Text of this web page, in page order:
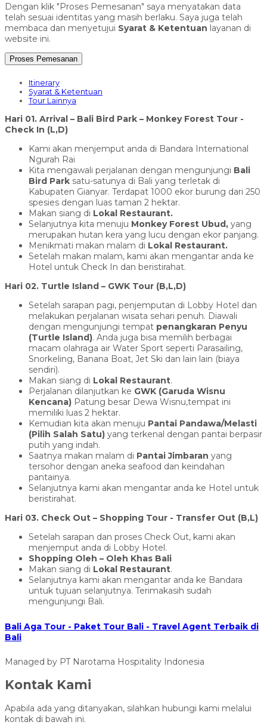
Dengan klik "Proses Pemesanan" saya menyatakan data
telah sesuai identitas yang masih berlaku. Saya juga telah
membaca dan menyetujui Syarat & Ketentuan layanan di
website ini.
Proses Pemesanan
Itinerary
Syarat & Ketentuan
Tour Lainnya
Hari 01. Arrival – Bali Bird Park – Monkey Forest Tour -
Check In (L,D)
Kami akan menjemput anda di Bandara International
Ngurah Rai
Kita mengawali perjalanan dengan mengunjungi Bali
Bird Park satu-satunya di Bali yang terletak di
Kabupaten Gianyar. Terdapat 1000 ekor burung dari 250
spesies dengan luas taman 2 hektar.
Makan siang di Lokal Restaurant.
Selanjutnya kita menuju Monkey Forest Ubud, yang
merupakan hutan kera yang lucu dengan ekor panjang.
Menikmati makan malam di Lokal Restaurant.
Setelah makan malam, kami akan mengantar anda ke
Hotel untuk Check In dan beristirahat.
Hari 02. Turtle Island – GWK Tour (B,L,D)
Setelah sarapan pagi, penjemputan di Lobby Hotel dan
melakukan perjalanan wisata sehari penuh. Diawali
dengan mengunjungi tempat penangkaran Penyu
(Turtle Island). Anda juga bisa memilih berbagai
macam olahraga air Water Sport seperti Parasailing,
Snorkeling, Banana Boat, Jet Ski dan lain lain (biaya
sendiri).
Makan siang di Lokal Restaurant.
Perjalanan dilanjutkan ke GWK (Garuda Wisnu
Kencana) Patung besar Dewa Wisnu,tempat ini
memiliki luas 2 hektar.
Kemudian kita akan menuju Pantai Pandawa/Melasti
(Pilih Salah Satu) yang terkenal dengan pantai berpasir
putih yang indah.
Saatnya makan malam di Pantai Jimbaran yang
tersohor dengan aneka seafood dan keindahan
pantainya.
Selanjutnya kami akan mengantar anda ke Hotel untuk
beristirahat.
Hari 03. Check Out – Shopping Tour - Transfer Out (B,L)
Setelah sarapan dan proses Check Out, kami akan
menjemput anda di Lobby Hotel.
Shopping Oleh – Oleh Khas Bali
Makan siang di Lokal Restaurant.
Selanjutnya kami akan mengantar anda ke Bandara
untuk tujuan selanjutnya. Terimakasih sudah
mengunjungi Bali.
Bali Aga Tour - Paket Tour Bali - Travel Agent Terbaik di
Bali
Managed by PT Narotama Hospitality Indonesia
Kontak Kami
Apabila ada yang ditanyakan, silahkan hubungi kami melalui
kontak di bawah ini.